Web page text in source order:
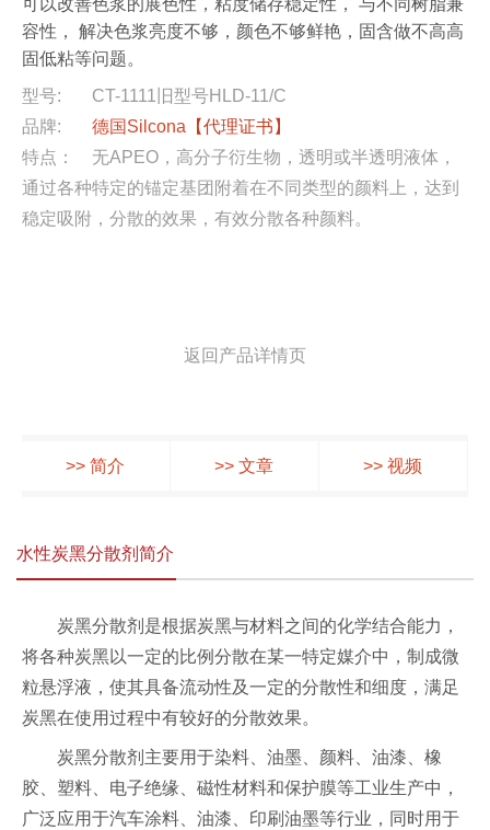
可以改善色浆的展色性，粘度储存稳定性， 与不同树脂兼
容性， 解决色浆亮度不够，颜色不够鲜艳，固含做不高高
固低粘等问题。
型号:
CT-1111旧型号HLD-11/C
品牌:
德国Silcona 【代理证书】
特点：
无APEO，高分子衍生物，透明或半透明液体，
通过各种特定的锚定基团附着在不同类型的颜料上，达到
稳定吸附，分散的效果，有效分散各种颜料。
返回产品详情页
>> 简介 >> 文章 >> 视频
水性炭黑分散剂简介
炭黑分散剂是根据炭黑与材料之间的化学结合能力，
将各种炭黑以一定的比例分散在某一特定媒介中，制成微
粒悬浮液，使其具备流动性及一定的分散性和细度，满足
炭黑在使用过程中有较好的分散效果。
炭黑分散剂主要用于染料、油墨、颜料、油漆、橡
胶、塑料、电子绝缘、磁性材料和保护膜等工业生产中，
广泛应用于汽车涂料、油漆、印刷油墨等行业，同时用于